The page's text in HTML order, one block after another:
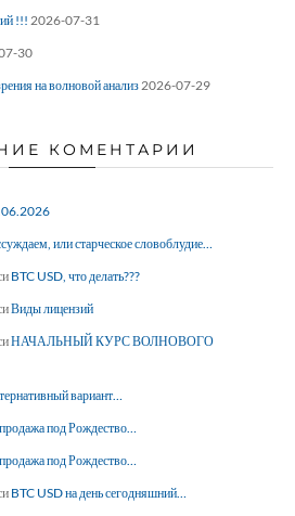
!!! 2026-07-31
30
на волновой анализ2026-07-29
КОМЕНТАРИИ
или старческое словоблудие…
BTC USD, что делать???
Виды лицензий
НАЧАЛЬНЫЙ КУРС ВОЛНОВОГО
вариант…
под Рождество…
под Рождество…
BTC USD на день сегодняшний…